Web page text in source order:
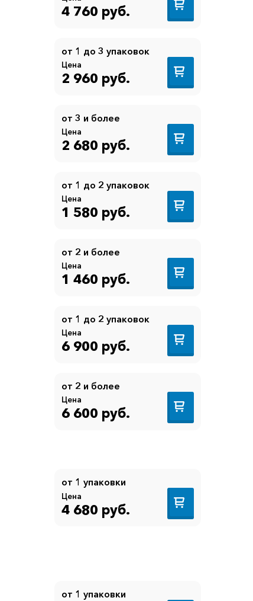
4 760 руб.
от 1 до 3 упаковок
Цена
2 960 руб.
от 3 и более
Цена
2 680 руб.
от 1 до 2 упаковок
Цена
1 580 руб.
от 2 и более
Цена
1 460 руб.
от 1 до 2 упаковок
Цена
6 900 руб.
от 2 и более
Цена
6 600 руб.
от 1 упаковки
Цена
4 680 руб.
от 1 упаковки